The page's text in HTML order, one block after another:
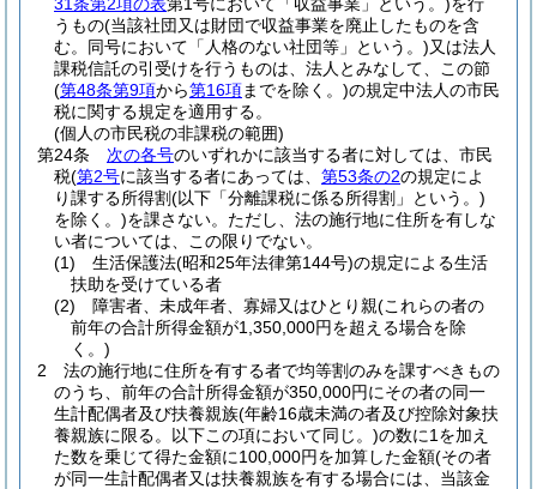
うもの(当該社団又は財団で収益事業を廃止したものを含
む。同号において「人格のない社団等」という。)又は法人
課税信託の引受けを行うものは、法人とみなして、この節
(第48条第9項から第16項までを除く。)の規定中法人の市民
税に関する規定を適用する。
(個人の市民税の非課税の範囲)
第24条
次の各号のいずれかに該当する者に対しては、市民
税(第2号に該当する者にあっては、 第53条の2の規定によ
り課する所得割(以下「分離課税に係る所得割」という。)
を除く。)を課さない。 ただし、法の施行地に住所を有しな
い者については、この限りでない。
(1)
生活保護法(昭和25年法律第144号)の規定による生活
扶助を受けている者
(2)
障害者、未成年者、寡婦又はひとり親(これらの者の
前年の合計所得金額が1,350,000円を超える場合を除
く。)
2
法の施行地に住所を有する者で均等割のみを課すべきもの
のうち、前年の合計所得金額が350,000円にその者の同一
生計配偶者及び扶養親族(年齢16歳未満の者及び控除対象扶
養親族に限る。以下この項において同じ。)の数に1を加え
た数を乗じて得た金額に100,000円を加算した金額(その者
が同一生計配偶者又は扶養親族を有する場合には、当該金